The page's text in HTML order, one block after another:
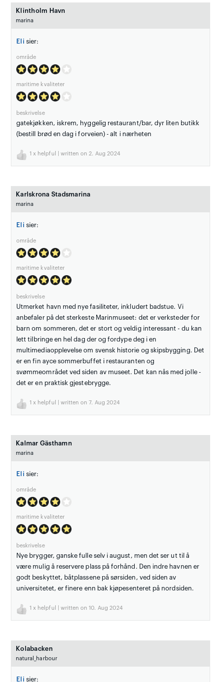
Klintholm Havn
marina
Eli sier:
område
maritime kvaliteter
beskrivelse
gatekjøkken, iskrem, hyggelig restaurant/bar, dyr liten butikk
(bestill brød en dag i forveien) - alt i nærheten
1 x helpful | written on 2. Aug 2024
Karlskrona Stadsmarina
marina
Eli sier:
område
maritime kvaliteter
beskrivelse
Utmerket havn med nye fasiliteter, inkludert badstue. Vi
anbefaler på det sterkeste Marinmuseet: det er verksteder for
barn om sommeren, det er stort og veldig interessant - du kan
lett tilbringe en hel dag der og fordype deg i en
multimediaopplevelse om svensk historie og skipsbygging. Det
er en fin ayce sommerbuffet i restauranten og
svømmeområdet ved siden av museet. Det kan nås med jolle -
det er en praktisk gjestebrygge.
1 x helpful | written on 7. Aug 2024
Kalmar Gästhamn
marina
Eli sier:
område
maritime kvaliteter
beskrivelse
Nye brygger, ganske fulle selv i august, men det ser ut til å
være mulig å reservere plass på forhånd. Den indre havnen er
godt beskyttet, båtplassene på sørsiden, ved siden av
universitetet, er finere enn bak kjøpesenteret på nordsiden.
1 x helpful | written on 10. Aug 2024
Kolabacken
natural_harbour
Eli sier: